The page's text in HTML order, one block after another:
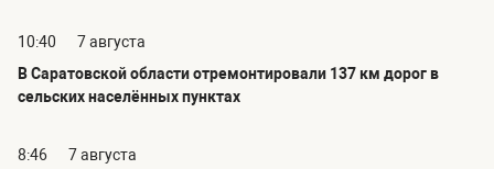
10:40
7 августа
В Саратовской области отремонтировали 137 км дорог в
сельских населённых пунктах
8:46
7 августа